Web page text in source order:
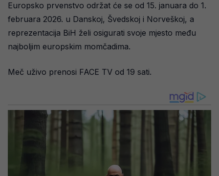
Europsko prvenstvo održat će se od 15. januara do 1.
februara 2026. u Danskoj, Švedskoj i Norveškoj, a
reprezentacija BiH želi osigurati svoje mjesto među
najboljim europskim momčadima.
Meč uživo prenosi FACE TV od 19 sati.